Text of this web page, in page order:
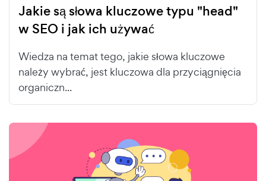
Jakie są słowa kluczowe typu "head"
w SEO i jak ich używać
Wiedza na temat tego, jakie słowa kluczowe
należy wybrać, jest kluczowa dla przyciągnięcia
organiczn...